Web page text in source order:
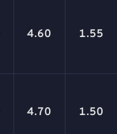
4.60 1.55
4.70 1.50